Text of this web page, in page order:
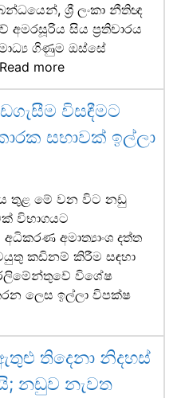
ශ්‍රී ලංකා නීතිඥ
අමරසූරිය සිය ප්‍රතිචාරය
මාධ්‍ය ගිණුම ඔස්සේ
Read more
විසඳීමට
සභාවක් ඉල්ලා
තුළ මේ වන විට නඩු
විභාගයට
අමාත්‍යාංශ දත්ත
කඩිනම් කිරීම සඳහා
විශේෂ
ලෙස ඉල්ලා විපක්ෂ
තිදෙනා නිදහස්
නඩුව නැවත